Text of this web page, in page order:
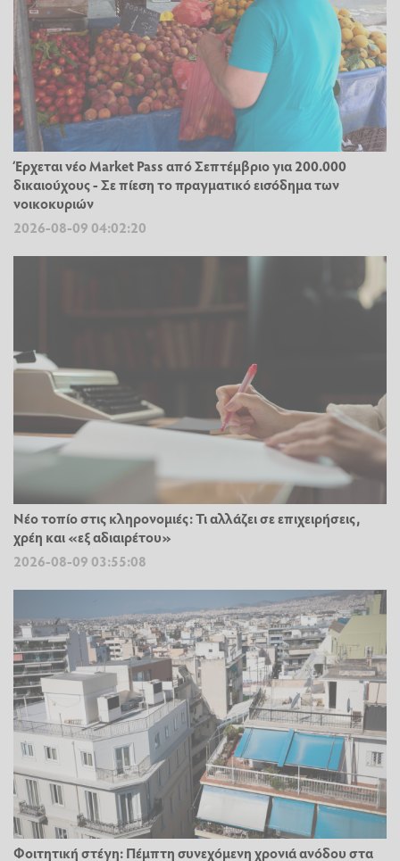
Έρχεται νέο Market Pass από Σεπτέμβριο για 200.000
δικαιούχους - Σε πίεση το πραγματικό εισόδημα των
νοικοκυριών
2026-08-09 04:02:20
Νέο τοπίο στις κληρονομιές: Τι αλλάζει σε επιχειρήσεις,
χρέη και «εξ αδιαιρέτου»
2026-08-09 03:55:08
Φοιτητική στέγη: Πέμπτη συνεχόμενη χρονιά ανόδου στα